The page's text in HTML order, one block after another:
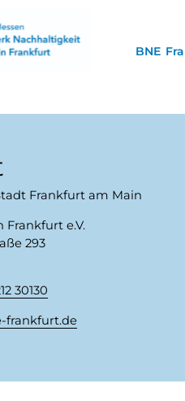
BNE
Frankfurt am Main
e.V.
293
30130
frankfurt.de